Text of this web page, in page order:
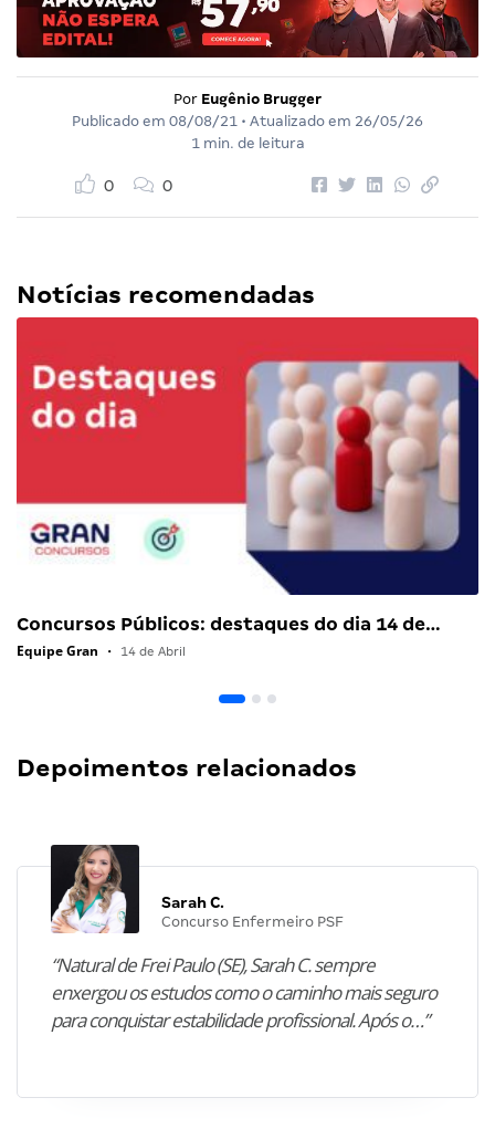
Por Eugênio Brugger
Publicado em 08/08/21 • Atualizado em 26/05/26
1 min. de leitura
0 0
Notícias recomendadas
Concursos Públicos: destaques do dia 14 de…
Equipe Gran • 14 de Abril
Depoimentos relacionados
Sarah C.
Concurso Enfermeiro PSF
“Natural de Frei Paulo (SE), Sarah C. sempre
enxergou os estudos como o caminho mais seguro
para conquistar estabilidade profissional. Após o…”